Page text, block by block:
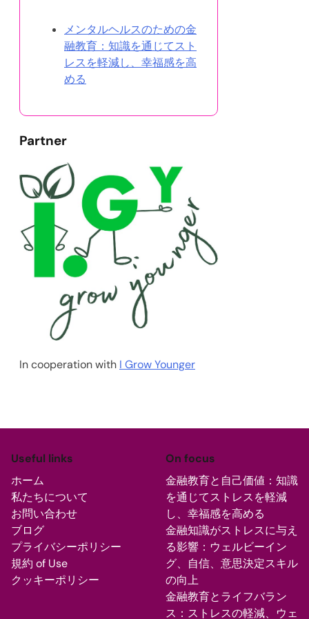
メンタルヘルスのための金
融教育：知識を通じてスト
レスを軽減し、幸福感を高
める
Partner
In cooperation with I Grow Younger
Useful links
ホーム
私たちについて
お問い合わせ
ブログ
プライバシーポリシー
規約 of Use
クッキーポリシー
On focus
金融教育と自己価値：知識
を通じてストレスを軽減
し、幸福感を高める
金融知識がストレスに与え
る影響：ウェルビーイン
グ、自信、意思決定スキル
の向上
金融教育とライフバラン
ス：ストレスの軽減、ウェ